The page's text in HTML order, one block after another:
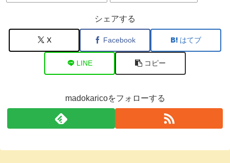
シェアする
X Facebook はてブ
LINE コピー
madokaricoをフォローする